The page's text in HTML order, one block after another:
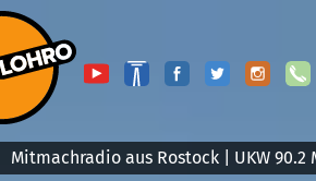
Mitmachradio aus Rostock | UKW 90.2